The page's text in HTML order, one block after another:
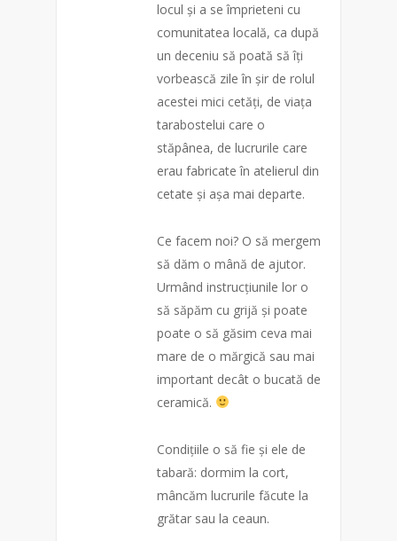
locul și a se împrieteni cu
comunitatea locală, ca după
un deceniu să poată să îți
vorbească zile în șir de rolul
acestei mici cetăți, de viața
tarabostelui care o
stăpânea, de lucrurile care
erau fabricate în atelierul din
cetate și așa mai departe.
Ce facem noi? O să mergem
să dăm o mână de ajutor.
Urmând instrucțiunile lor o
să săpăm cu grijă și poate
poate o să găsim ceva mai
mare de o mărgică sau mai
important decât o bucată de
ceramică.
Condițiile o să fie și ele de
tabară: dormim la cort,
mâncăm lucrurile făcute la
grătar sau la ceaun.